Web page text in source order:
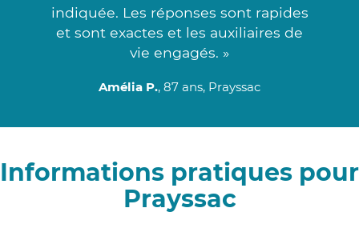
indiquée. Les réponses sont rapides
et sont exactes et les auxiliaires de
vie engagés. »
Amélia P., 87 ans, Prayssac
Informations pratiques pour
Prayssac